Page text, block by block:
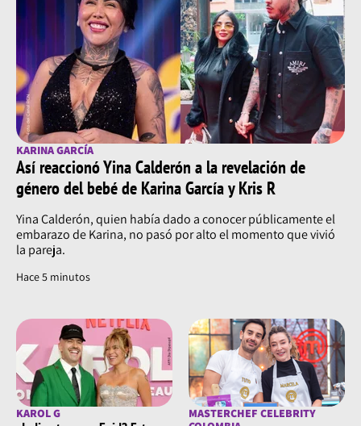
KARINA GARCÍA
Así reaccionó Yina Calderón a la revelación de
género del bebé de Karina García y Kris R
Yina Calderón, quien había dado a conocer públicamente el
embarazo de Karina, no pasó por alto el momento que vivió
la pareja.
Hace 5 minutos
KAROL G
MASTERCHEF CELEBRITY